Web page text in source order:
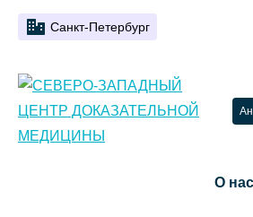
Санкт-Петербург
О нас